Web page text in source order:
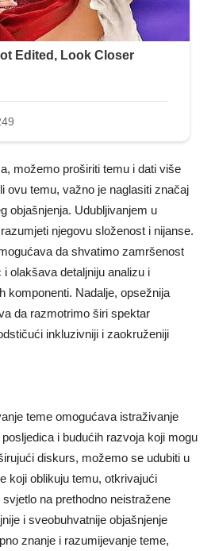
možemo proširiti temu i dati više
ovu temu, važno je naglasiti značaj
objašnjenja. Udubljivanjem u
njegovu složenost i nijanse.
da shvatimo zamršenost
olakšava detaljniju analizu i
komponenti. Nadalje, opsežnija
da razmotrimo širi spektar
inkluzivniji i zaokruženiji
teme omogućava istraživanje
i budućih razvoja koji mogu
diskurs, možemo se udubiti u
koji oblikuju temu, otkrivajući
na prethodno neistražene
i sveobuhvatnije objašnjenje
znanje i razumijevanje teme,